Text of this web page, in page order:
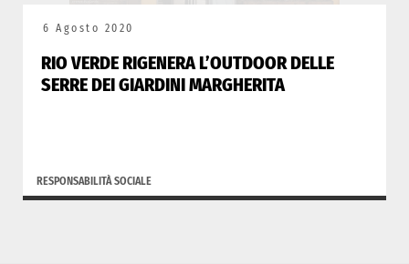
6 Agosto 2020
RIO VERDE RIGENERA L’OUTDOOR DELLE
SERRE DEI GIARDINI MARGHERITA
RESPONSABILITÀ SOCIALE